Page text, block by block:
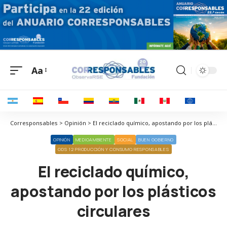
Aa
Corresponsables > Opinión > El reciclado químico, apostando por los plásticos circulares
OPINIÓN MEDIOAMBIENTE SOCIAL
BUEN GOBIERNO
ODS 12 PRODUCCIÓN Y CONSUMO RESPONSABLES
El reciclado químico,
apostando por los plásticos
circulares